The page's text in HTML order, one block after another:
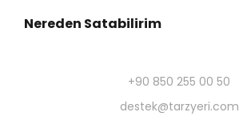
Nereden Satabilirim
+90 850 255 00 50
destek@tarzyeri.com